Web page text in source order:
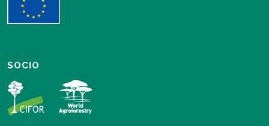
SOCIO